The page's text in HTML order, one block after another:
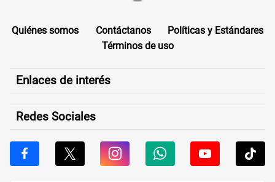
Quiénes somos Contáctanos
Políticas y Estándares
Términos de uso
Enlaces de interés
Redes Sociales